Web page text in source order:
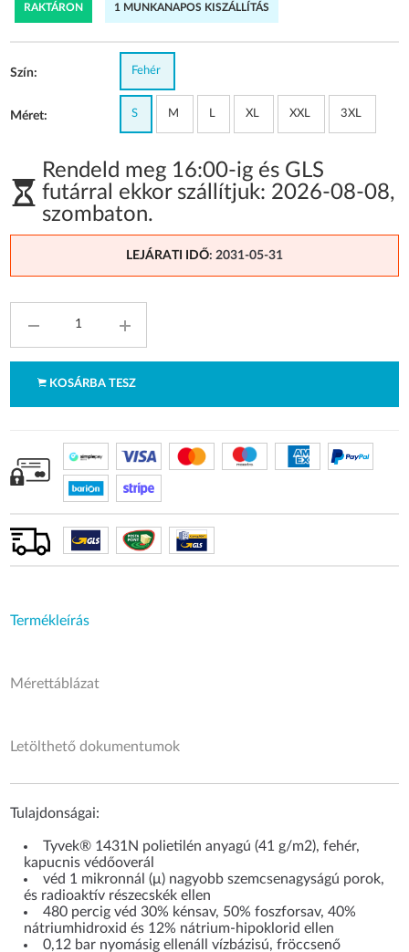
RAKTÁRON 1 MUNKANAPOS KISZÁLLÍTÁS
Szín: Fehér
Méret: S M L XL XXL 3XL
Rendeld meg 16:00-ig és GLS
futárral ekkor szállítjuk: 2026-08-08,
szombaton.
LEJÁRATI IDŐ: 2031-05-31
KOSÁRBA TESZ
Termékleírás
Mérettáblázat
Letölthető dokumentumok
Tulajdonságai:
Tyvek® 1431N polietilén anyagú (41 g/m2), fehér,
kapucnis védőoverál
véd 1 mikronnál (μ) nagyobb szemcsenagyságú porok,
és radioaktív részecskék ellen
480 percig véd 30% kénsav, 50% foszforsav, 40%
nátriumhidroxid és 12% nátrium-hipoklorid ellen
0,12 bar nyomásig ellenáll vízbázisú, fröccsenő